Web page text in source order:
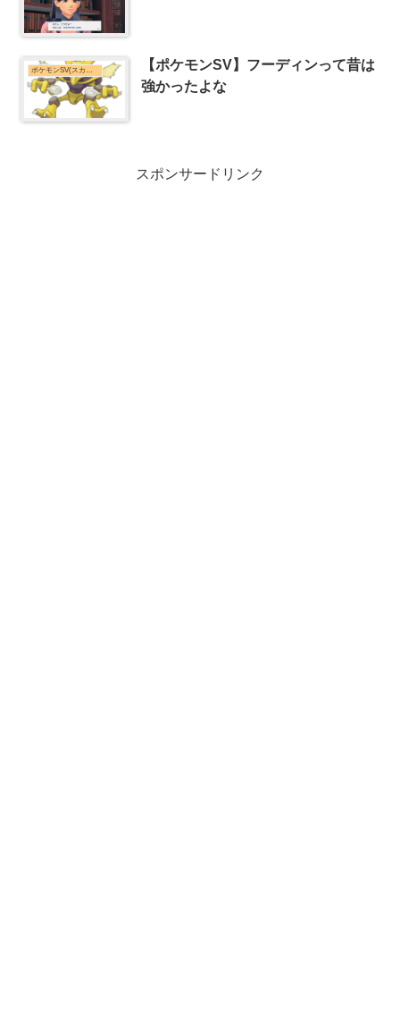
ポケモンSV(スカーレット・バイオレット)まとめ
【ポケモンSV】フーディンって昔は
強かったよな
スポンサードリンク